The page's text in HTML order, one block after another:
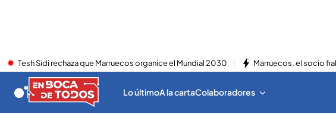
Tesh Sidi rechaza que Marruecos organice el Mundial 2030 Marruecos, el socio
Lo últimoA la cartaColaboradores